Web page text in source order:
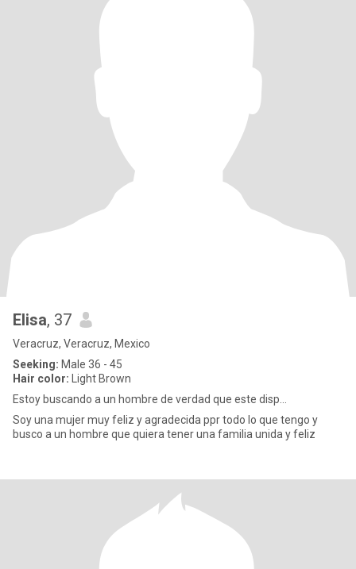
Elisa, 37
Veracruz, Veracruz, Mexico
Seeking: Male 36 - 45
Hair color: Light Brown
Estoy buscando a un hombre de verdad que este disp...
Soy una mujer muy feliz y agradecida ppr todo lo que tengo y
busco a un hombre que quiera tener una familia unida y feliz